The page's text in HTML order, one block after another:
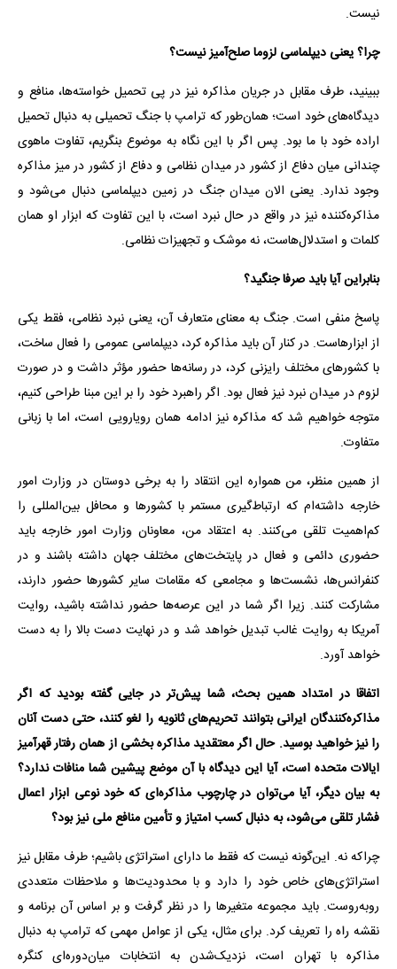
نیست.
چرا؟ یعنی دیپلماسی لزوما صلح‌آمیز نیست؟
ببینید، طرف مقابل در جریان مذاکره نیز در پی تحمیل خواسته‌ها، منافع و
دیدگاه‌های خود است؛ همان‌طور که ترامپ با جنگ تحمیلی به دنبال تحمیل
اراده خود با ما بود. پس اگر با این نگاه به موضوع بنگریم، تفاوت ماهوی
چندانی میان دفاع از کشور در میدان نظامی و دفاع از کشور در میز مذاکره
وجود ندارد. یعنی الان میدان جنگ در زمین دیپلماسی دنبال می‌شود و
مذاکره‌کننده نیز در واقع در حال نبرد است، با این تفاوت که ابزار او همان
کلمات و استدلال‌هاست، نه موشک و تجهیزات نظامی.
بنابراین آیا باید صرفا جنگید؟
پاسخ منفی است. جنگ به معنای متعارف آن، یعنی نبرد نظامی، فقط یکی
از ابزارهاست. در کنار آن باید مذاکره کرد، دیپلماسی عمومی را فعال ساخت،
با کشورهای مختلف رایزنی کرد، در رسانه‌ها حضور مؤثر داشت و در صورت
لزوم در میدان نبرد نیز فعال بود. اگر راهبرد خود را بر این مبنا طراحی کنیم،
متوجه خواهیم شد که مذاکره نیز ادامه همان رویارویی است، اما با زبانی
متفاوت.
از همین منظر، من همواره این انتقاد را به برخی دوستان در وزارت امور
خارجه داشته‌ام که ارتباط‌گیری مستمر با کشورها و محافل بین‌المللی را
کم‌اهمیت تلقی می‌کنند. به اعتقاد من، معاونان وزارت امور خارجه باید
حضوری دائمی و فعال در پایتخت‌های مختلف جهان داشته باشند و در
کنفرانس‌ها، نشست‌ها و مجامعی که مقامات سایر کشورها حضور دارند،
مشارکت کنند. زیرا اگر شما در این عرصه‌ها حضور نداشته باشید، روایت
آمریکا به روایت غالب تبدیل خواهد شد و در نهایت دست بالا را به دست
خواهد آورد.
اتفاقا در امتداد همین بحث، شما پیش‌تر در جایی گفته بودید که اگر
مذاکره‌کنندگان ایرانی بتوانند تحریم‌های ثانویه را لغو کنند، حتی دست آنان
را نیز خواهید بوسید. حال اگر معتقدید مذاکره بخشی از همان رفتار قهرآمیز
ایالات متحده است، آیا این دیدگاه با آن موضع پیشین شما منافات ندارد؟
به بیان دیگر، آیا می‌توان در چارچوب مذاکره‌ای که خود نوعی ابزار اعمال
فشار تلقی می‌شود، به دنبال کسب امتیاز و تأمین منافع ملی نیز بود؟
چراکه نه. این‌گونه نیست که فقط ما دارای استراتژی باشیم؛ طرف مقابل نیز
استراتژی‌های خاص خود را دارد و با محدودیت‌ها و ملاحظات متعددی
روبه‌روست. باید مجموعه متغیرها را در نظر گرفت و بر اساس آن برنامه و
نقشه راه را تعریف کرد. برای مثال، یکی از عوامل مهمی که ترامپ به دنبال
مذاکره با تهران است، نزدیک‌شدن به انتخابات میان‌دوره‌ای کنگره